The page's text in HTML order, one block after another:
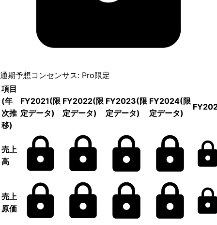
通期予想コンセンサス: Pro限定
項目
(年
次推
移)
FY2021(限
定データ)
FY2022(限
定データ)
FY2023(限
定データ)
FY2024(限
定データ)
売上
高
売上
原価